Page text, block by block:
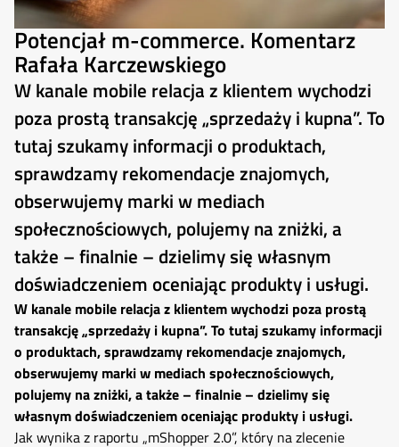
Potencjał m-commerce. Komentarz
Rafała Karczewskiego
W kanale mobile relacja z klientem wychodzi
poza prostą transakcję „sprzedaży i kupna”. To
tutaj szukamy informacji o produktach,
sprawdzamy rekomendacje znajomych,
obserwujemy marki w mediach
społecznościowych, polujemy na zniżki, a
także – finalnie – dzielimy się własnym
doświadczeniem oceniając produkty i usługi.
W kanale mobile relacja z klientem wychodzi poza prostą
transakcję „sprzedaży i kupna”. To tutaj szukamy informacji
o produktach, sprawdzamy rekomendacje znajomych,
obserwujemy marki w mediach społecznościowych,
polujemy na zniżki, a także – finalnie – dzielimy się
własnym doświadczeniem oceniając produkty i usługi.
Jak wynika z raportu „mShopper 2.0”, który na zlecenie